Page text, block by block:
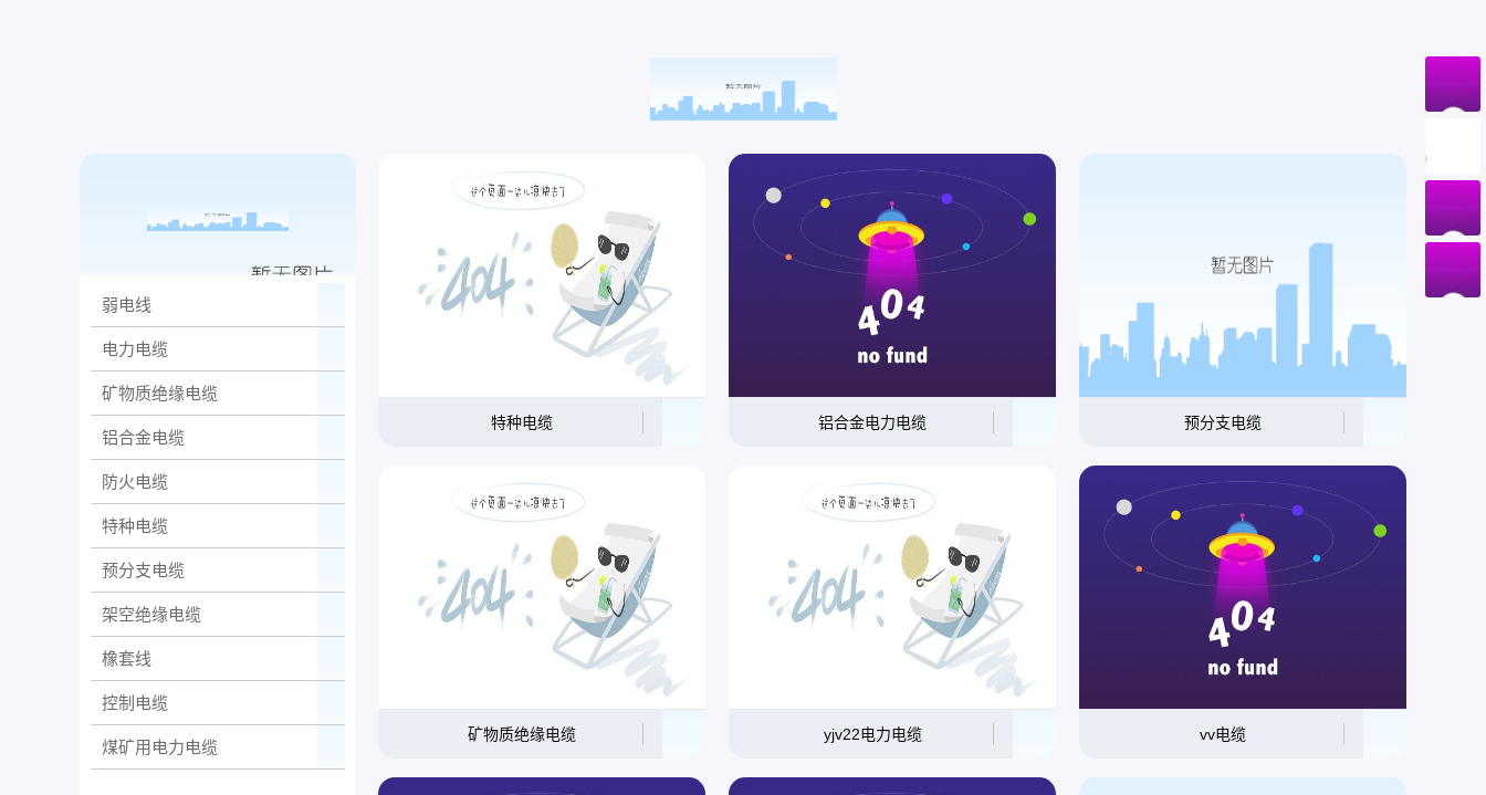
弱电线
电力电缆
矿物质绝缘电缆
铝合金电缆
防火电缆
特种电缆
预分支电缆
架空绝缘电缆
橡套线
控制电缆
煤矿用电力电缆
特种电缆 铝合金电力电缆 预分支电缆
矿物质绝缘电缆 yjv22电力电缆 vv电缆